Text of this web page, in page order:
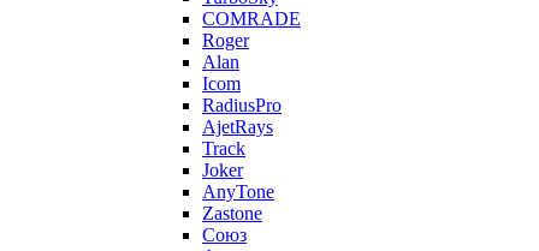
COMRADE
Roger
Alan
Icom
RadiusPro
AjetRays
Track
Joker
AnyTone
Zastone
Союз